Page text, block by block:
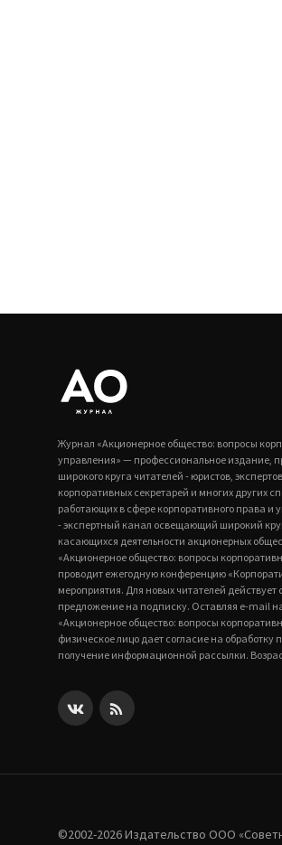
Журнал «Акционерное общество: вопросы
управления» — профессиональное издание,
широкого круга читателей - юристов,
корпоративных секретарей и многих других
работающих в сфере корпоративного права и
- экспертный канал освещающий широкий
касающихся деятельности акционерных
«Акционерное общество: вопросы
проводит ежегодную конференцию
мероприятия. Для новых читателей действует
предложение на подписку. Оставляя e-mail
«Акционерное общество: вопросы
физическое лицо дает согласие на обработку
получение информационной рассылки.
©2002-2026 Издательство ООО